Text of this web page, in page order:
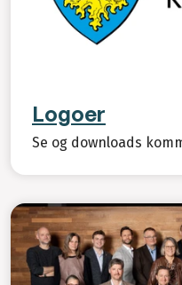
Logoer
Se og downloads